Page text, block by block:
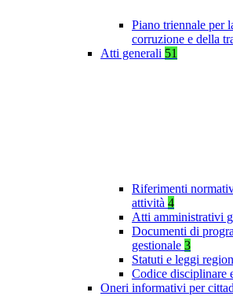
Piano triennale per
corruzione e della
Atti generali 51
Riferimenti
attività 4
Atti amministrativi
Documenti di
gestionale 3
Statuti e leggi
Codice disciplinare
Oneri informativi per